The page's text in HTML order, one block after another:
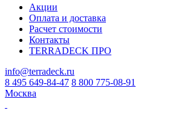
Акции
Оплата и доставка
Расчет стоимости
Контакты
TERRADECK ПРО
info@terradeck.ru
8 495 649-84-47 8 800 775-08-91
Москва